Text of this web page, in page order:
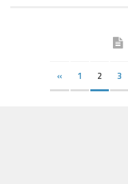
« 1 2 3